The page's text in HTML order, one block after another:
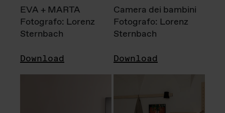
EVA + MARTA
Fotografo: Lorenz
Sternbach
Download
Camera dei bambini
Fotografo: Lorenz
Sternbach
Download